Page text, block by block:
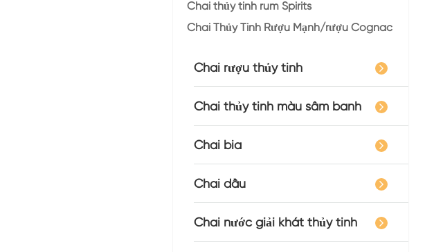
Chai thủy tinh rum Spirits
Chai Thủy Tinh Rượu Mạnh/rượu Cognac
Chai rượu thủy tinh
Chai thủy tinh màu sâm banh
Chai bia
Chai dầu
Chai nước giải khát thủy tinh